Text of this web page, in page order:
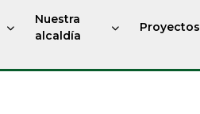
Nuestra
alcaldía
Proyectos